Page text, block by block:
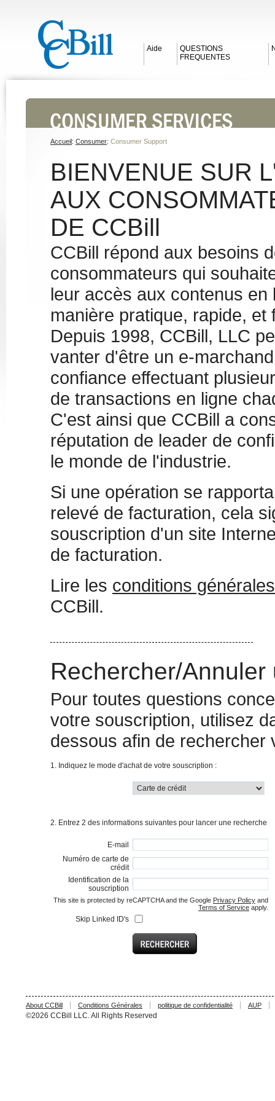
Aide
QUESTIONS
FREQUENTES
Accueil: Consumer: Consumer Support
BIENVENUE SUR
AUX
DE CCBill
CCBill répond aux besoins
consommateurs qui
leur accès aux contenus en
manière pratique, rapide, et
Depuis 1998, CCBill, LLC
vanter d'être un e-
confiance effectuant
de transactions en ligne
C'est ainsi que CCBill a
réputation de leader de
le monde de l'industrie.
Si une opération se
relevé de facturation, cela
souscription d'un site
de facturation.
Lire les conditions générales
CCBill.
Rechercher/
Pour toutes questions
votre souscription, utilisez
dessous afin de rechercher
1. Indiquez le mode d'achat de votre souscription :
2. Entrez 2 des informations suivantes pour lancer une recherche
E-mail
Numéro de carte de
crédit
Identification de la
souscription
This site is protected by reCAPTCHA and the Google Privacy Policy and
Terms of Service apply.
Skip Linked ID's
About CCBill Conditions Générales politique de confidentialité AUP
©2026 CCBill LLC. All Rights Reserved